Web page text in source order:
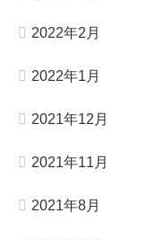
2022年2月
2022年1月
2021年12月
2021年11月
2021年8月